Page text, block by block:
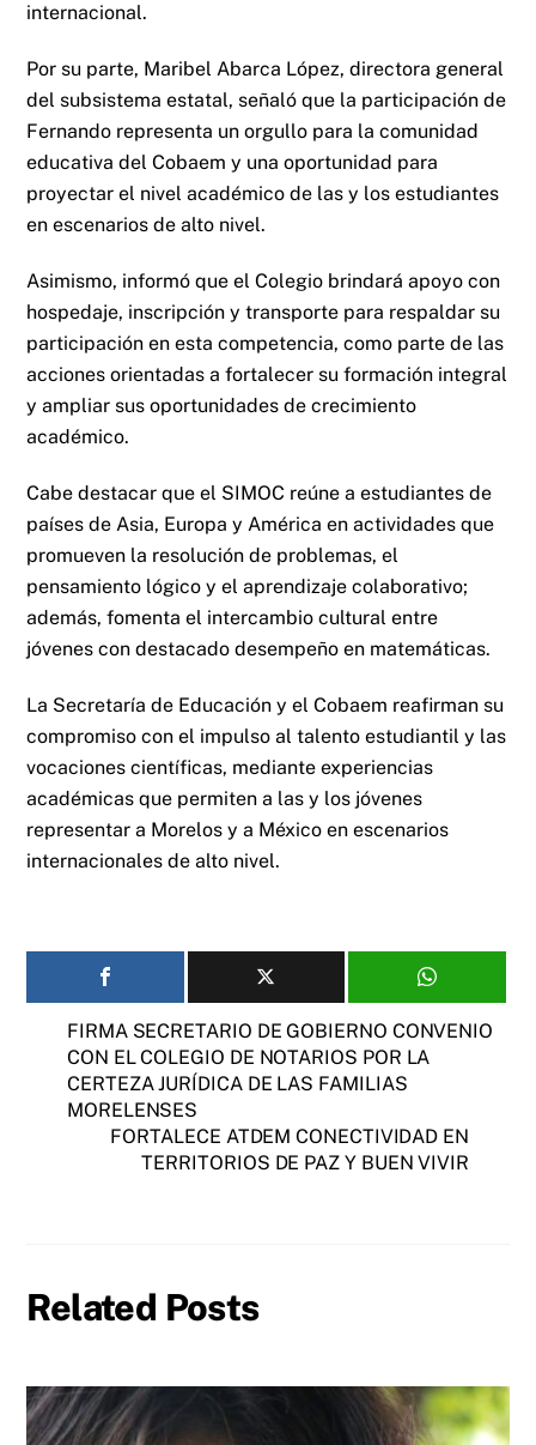
internacional.
Por su parte, Maribel Abarca López, directora general
del subsistema estatal, señaló que la participación de
Fernando representa un orgullo para la comunidad
educativa del Cobaem y una oportunidad para
proyectar el nivel académico de las y los estudiantes
en escenarios de alto nivel.
Asimismo, informó que el Colegio brindará apoyo con
hospedaje, inscripción y transporte para respaldar su
participación en esta competencia, como parte de las
acciones orientadas a fortalecer su formación integral
y ampliar sus oportunidades de crecimiento
académico.
Cabe destacar que el SIMOC reúne a estudiantes de
países de Asia, Europa y América en actividades que
promueven la resolución de problemas, el
pensamiento lógico y el aprendizaje colaborativo;
además, fomenta el intercambio cultural entre
jóvenes con destacado desempeño en matemáticas.
La Secretaría de Educación y el Cobaem reafirman su
compromiso con el impulso al talento estudiantil y las
vocaciones científicas, mediante experiencias
académicas que permiten a las y los jóvenes
representar a Morelos y a México en escenarios
internacionales de alto nivel.
FIRMA SECRETARIO DE GOBIERNO CONVENIO
CON EL COLEGIO DE NOTARIOS POR LA
CERTEZA JURÍDICA DE LAS FAMILIAS
MORELENSES
FORTALECE ATDEM CONECTIVIDAD EN
TERRITORIOS DE PAZ Y BUEN VIVIR
Related Posts